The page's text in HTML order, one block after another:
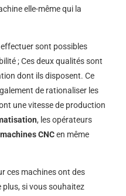
elle-même qui la
effectuer sont possibles
; Ces deux qualités sont
dont ils disposent. Ce
de rationaliser les
une vitesse de production
, les opérateurs
machines CNCen même
ces machines ont des
plus, si vous souhaitez